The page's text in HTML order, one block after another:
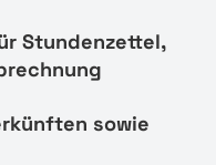
Stundenzettel,
sowie